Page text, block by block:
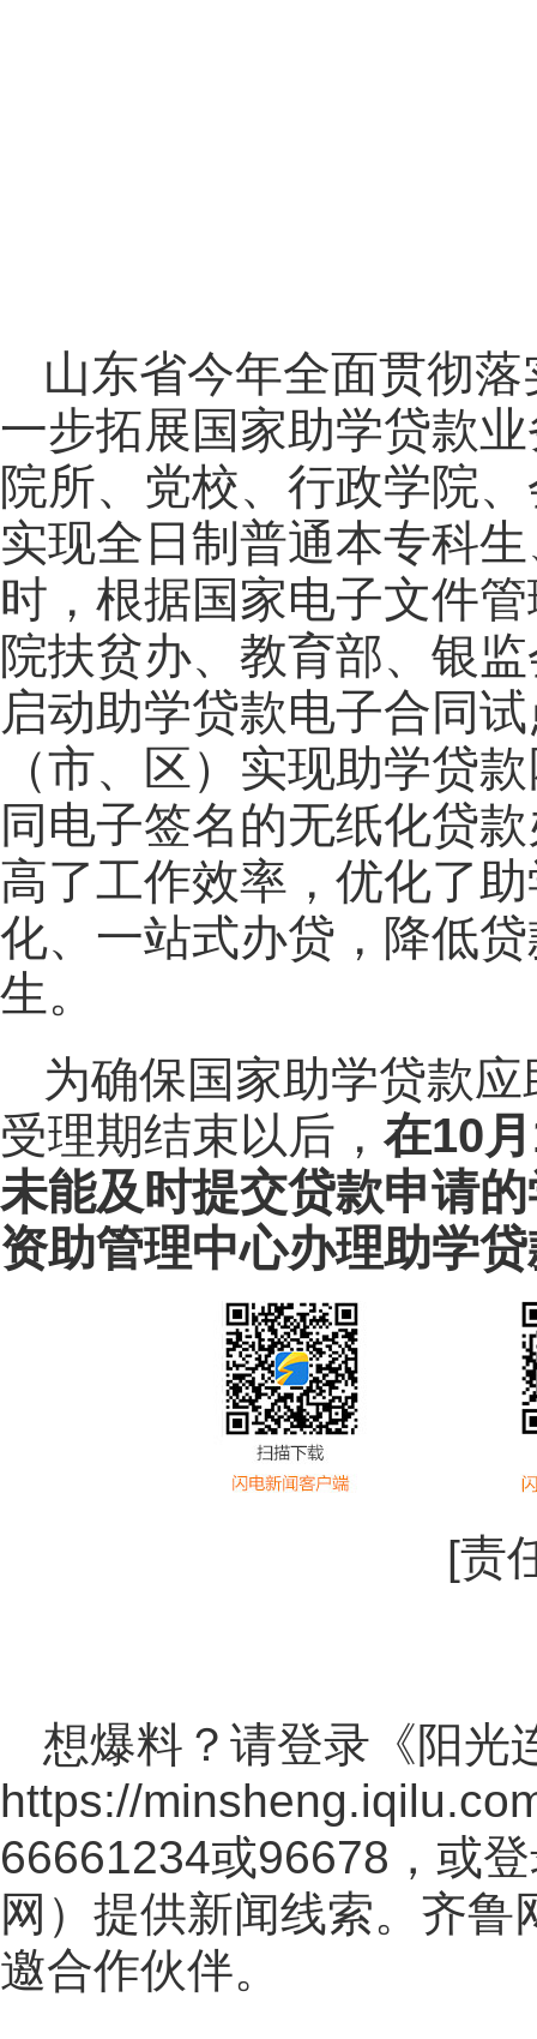
山东省今年全面贯彻
一步拓展国家助学贷款
院所、党校、行政学院
实现全日制普通本专科
时，根据国家电子文件
院扶贫办、教育部、银
启动助学贷款电子合同
（市、区）实现助学贷
同电子签名的无纸化贷
高了工作效率，优化了
化、一站式办贷，降低
生。
为确保国家助学贷款
受理期结束以后， 在10
未能及时提交贷款申请
资助管理中心办理助学
[责
想爆料？请登录《阳光
https://
66661234或96678，或
网 ）提供新闻线索。齐鲁
邀合作伙伴。